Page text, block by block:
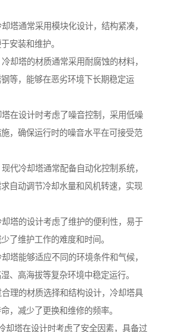
塔通常采用模块化设计，结构紧凑，
安装和维护。
却塔的材质通常采用耐腐蚀的材料，
等，能够在恶劣环境下长期稳定运
在设计时考虑了噪音控制，采用低噪
，确保运行时的噪音水平在可接受范
代冷却塔通常配备自动化控制系统，
自动调节冷却水量和风机转速，实现
塔的设计考虑了维护的便利性，易于
了维护工作的难度和时间。
塔能够适应不同的环境条件和气候，
、高海拔等复杂环境中稳定运行。
理的材质选择和结构设计，冷却塔具
，减少了更换和维修的频率。
却塔在设计时考虑了安全因素，具备过